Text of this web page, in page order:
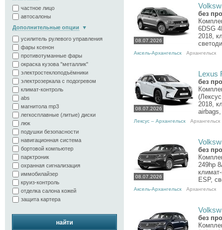
частное лицо
автосалоны
Дополнительные опции
усилитель рулевого управления
фары ксенон
противотуманные фары
окраска кузова "металлик"
электростеклоподъёмники
электрозеркала с подогревом
климат-контроль
abs
магнитола mp3
легкосплавные (литые) диски
люк
подушки безопасности
навигационная система
бортовой компьютер
парктроник
охранная сигнализация
иммобилайзер
круиз-контроль
отделка салона кожей
защита картера
найти
08.07.2026
без
6DSG
2018,
Аксель-Архангельск Архангельск
08.07.2026
Lexus
без
2018,
Лексус – Архангельск Архангельск
08.07.2026
без
249hp
ESP,
Аксель-Архангельск Архангельск
без